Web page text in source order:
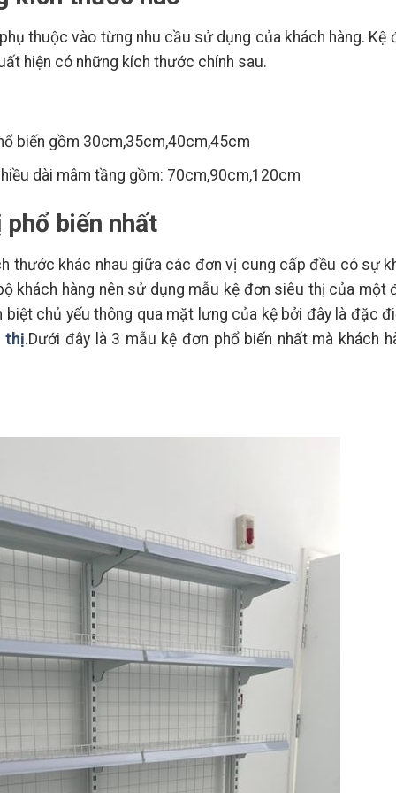
thuộc vào từng nhu cầu sử dụng của khách hàng. Kệ
hiện có những kích thước chính sau.
biến gồm 30cm,35cm,40cm,45cm
dài mâm tầng gồm: 70cm,90cm,120cm
biến nhất
thước khác nhau giữa các đơn vị cung cấp đều có sự
khách hàng nên sử dụng mẫu kệ đơn siêu thị của một
chủ yếu thông qua mặt lưng của kệ bởi đây là đặc
thị.Dưới đây là 3 mẫu kệ đơn phổ biến nhất mà khách